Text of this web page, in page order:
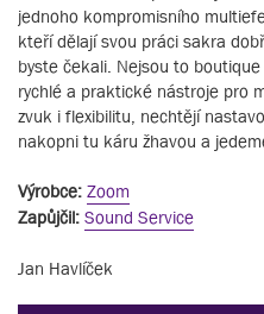
jednoho kompromisního
kteří dělají svou práci sakra
byste čekali. Nejsou to
rychlé a praktické nástroje pro
zvuk i flexibilitu, nechtějí
nakopni tu káru žhavou a
Výrobce: Zoom
Zapůjčil: Sound Service
Jan Havlíček